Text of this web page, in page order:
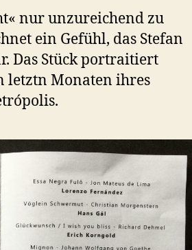
nur unzureichend zu
ein Gefühl, das Stefan
Das Stück portraitiert
letztn Monaten ihres